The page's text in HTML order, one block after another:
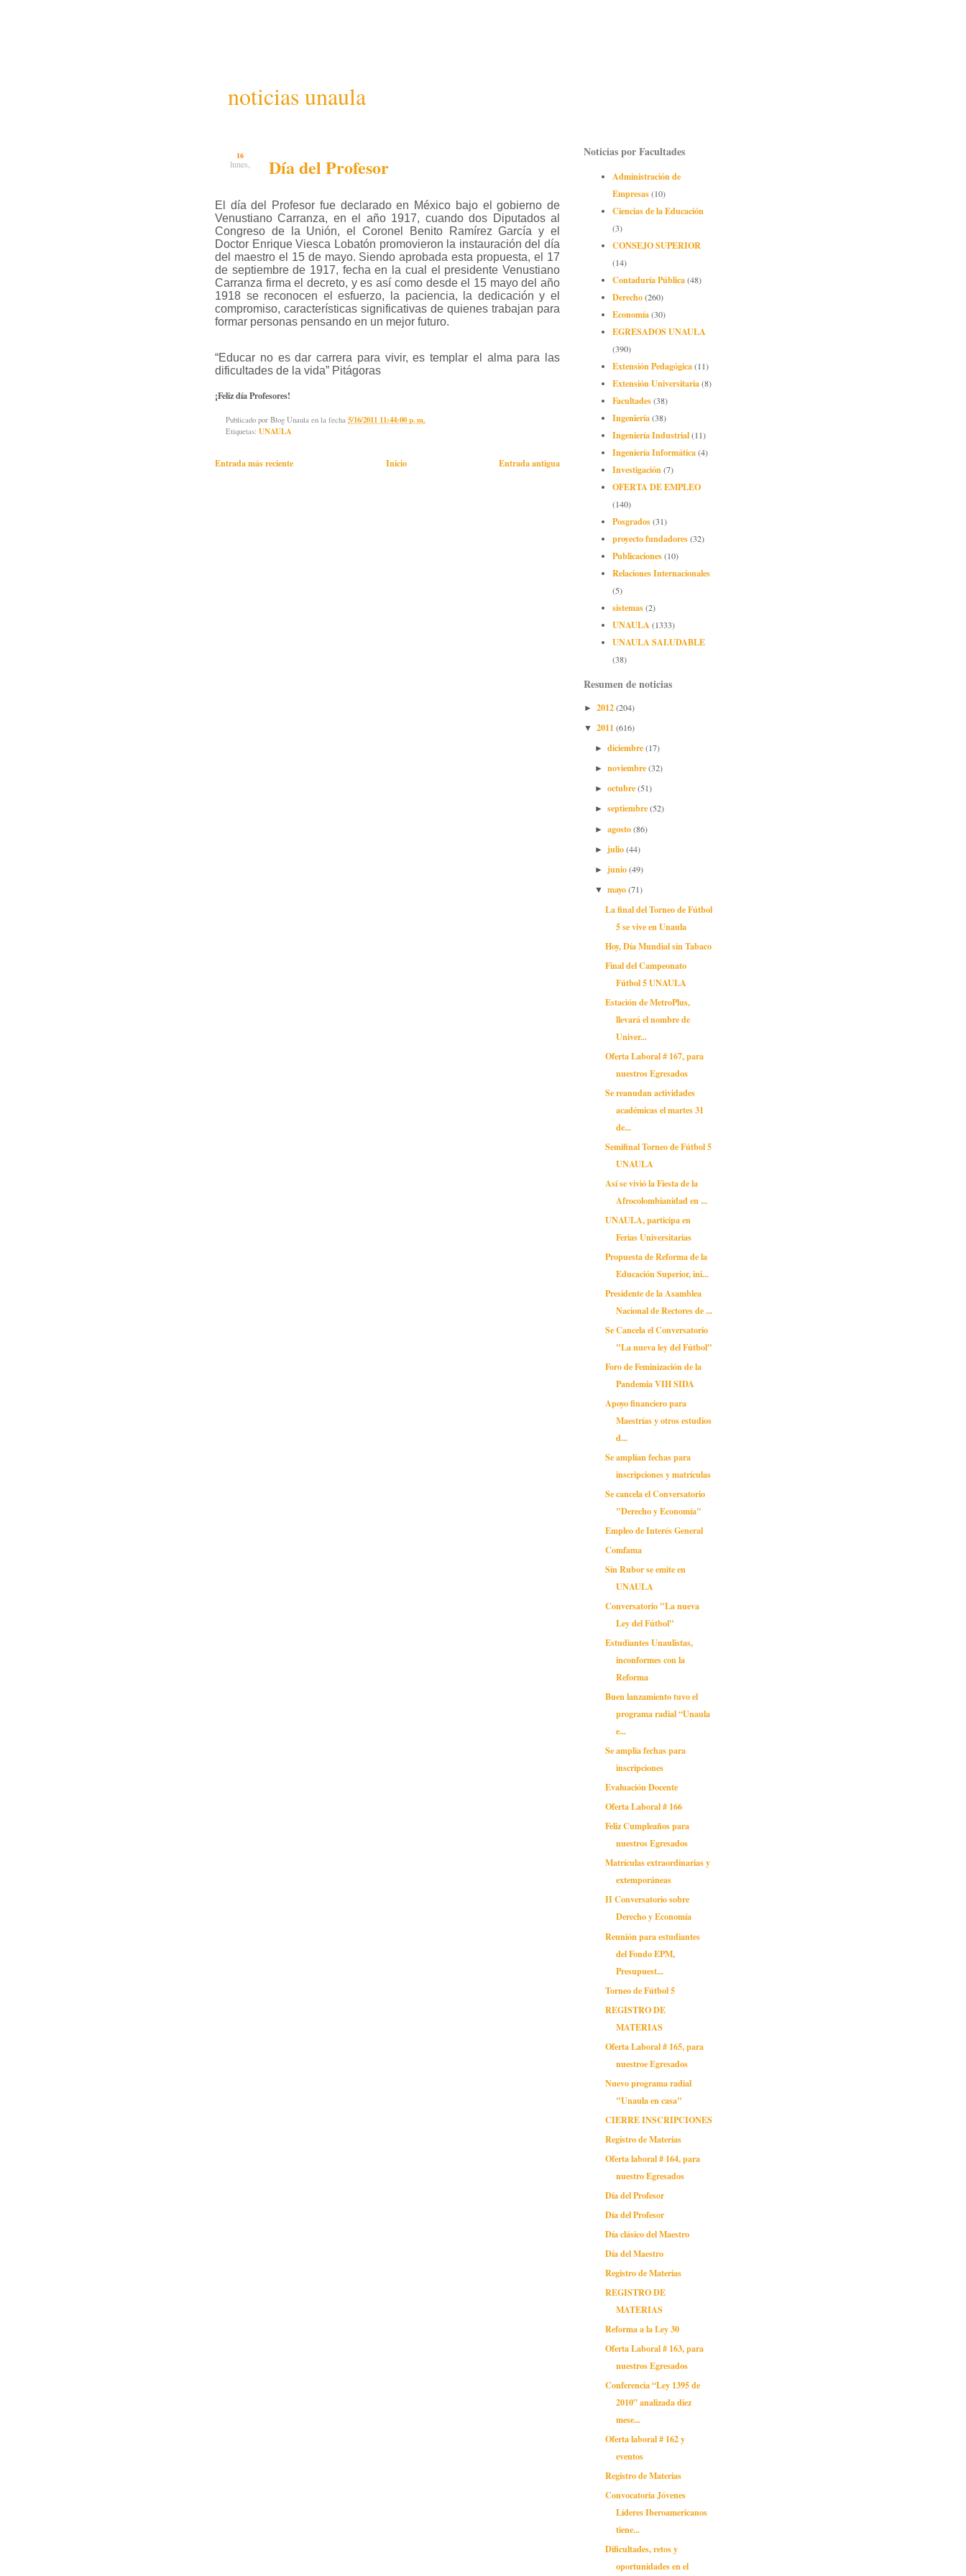
noticias unaula
16
lunes, Día del Profesor
El día del Profesor fue declarado en México bajo el gobierno de
Venustiano Carranza, en el año 1917, cuando dos Diputados al
Congreso de la Unión, el Coronel Benito Ramírez García y el
Doctor Enrique Viesca Lobatón promovieron la instauración del día
del maestro el 15 de mayo. Siendo aprobada esta propuesta, el 17
de septiembre de 1917, fecha en la cual el presidente Venustiano
Carranza firma el decreto, y es así como desde el 15 mayo del año
1918 se reconocen el esfuerzo, la paciencia, la dedicación y el
compromiso, características significativas de quienes trabajan para
formar personas pensando en un mejor futuro.
“Educar no es dar carrera para vivir, es templar el alma para las
dificultades de la vida” Pitágoras
¡Feliz día Profesores!
Publicado por Blog Unaula en la fecha 5/16/2011 11:44:00 p. m.
Etiquetas: UNAULA
Entrada más reciente Entrada antigua
Inicio
Noticias por Facultades
Administración de
Empresas(10)
Ciencias de la Educación
(3)
CONSEJO SUPERIOR
(14)
Contaduría Pública(48)
Derecho(260)
Economía(30)
EGRESADOS UNAULA
(390)
Extensión Pedagógica(11)
Extensión Universitaria(8)
Facultades(38)
Ingeniería(38)
Ingeniería Industrial(11)
Ingeniería Informática(4)
Investigación(7)
OFERTA DE EMPLEO
(140)
Posgrados(31)
proyecto fundadores(32)
Publicaciones(10)
Relaciones Internacionales
(5)
sistemas(2)
UNAULA(1333)
UNAULA SALUDABLE
(38)
Resumen de noticias
► 2012(204)
▼ 2011(616)
► diciembre(17)
► noviembre(32)
► octubre(51)
► septiembre(52)
► agosto(86)
► julio(44)
► junio(49)
▼ mayo(71)
La final del Torneo de Fútbol
5 se vive en Unaula
Hoy, Día Mundial sin Tabaco
Final del Campeonato
Fútbol 5 UNAULA
Estación de MetroPlus,
llevará el nombre de
Univer...
Oferta Laboral # 167, para
nuestros Egresados
Se reanudan actividades
académicas el martes 31
de...
Semifinal Torneo de Fútbol 5
UNAULA
Así se vivió la Fiesta de la
Afrocolombianidad en ...
UNAULA, participa en
Ferias Universitarias
Propuesta de Reforma de la
Educación Superior, ini...
Presidente de la Asamblea
Nacional de Rectores de ...
Se Cancela el Conversatorio
"La nueva ley del Fútbol"
Foro de Feminización de la
Pandemia VIH SIDA
Apoyo financiero para
Maestrías y otros estudios
d...
Se amplían fechas para
inscripciones y matrículas
Se cancela el Conversatorio
"Derecho y Economía"
Empleo de Interés General
Comfama
Sin Rubor se emite en
UNAULA
Conversatorio "La nueva
Ley del Fútbol"
Estudiantes Unaulistas,
inconformes con la
Reforma
Buen lanzamiento tuvo el
programa radial “Unaula
e...
Se amplia fechas para
inscripciones
Evaluación Docente
Oferta Laboral # 166
Feliz Cumpleaños para
nuestros Egresados
Matrículas extraordinarias y
extemporáneas
II Conversatorio sobre
Derecho y Economía
Reunión para estudiantes
del Fondo EPM,
Presupuest...
Torneo de Fútbol 5
REGISTRO DE
MATERIAS
Oferta Laboral # 165, para
nuestroe Egresados
Nuevo programa radial
"Unaula en casa"
CIERRE INSCRIPCIONES
Registro de Materias
Oferta laboral # 164, para
nuestro Egresados
Día del Profesor
Día del Profesor
Día clásico del Maestro
Día del Maestro
Registro de Materias
REGISTRO DE
MATERIAS
Reforma a la Ley 30
Oferta Laboral # 163, para
nuestros Egresados
Conferencia “Ley 1395 de
2010” analizada diez
mese...
Oferta laboral # 162 y
eventos
Registro de Materias
Convocatoria Jóvenes
Líderes Iberoamericanos
tiene...
Dificultades, retos y
oportunidades en el